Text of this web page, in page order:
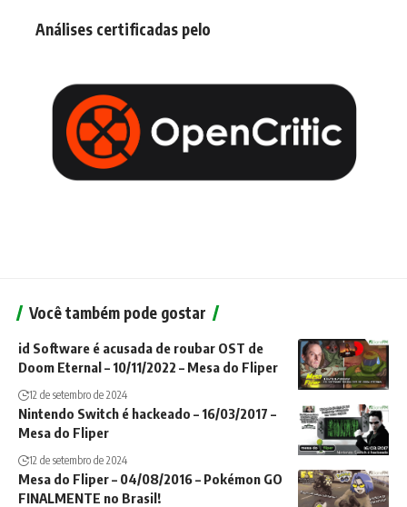
Análises certificadas pelo
Você também pode gostar
id Software é acusada de roubar OST de
Doom Eternal – 10/11/2022 – Mesa do Fliper
12 de setembro de 2024
Nintendo Switch é hackeado – 16/03/2017 –
Mesa do Fliper
12 de setembro de 2024
Mesa do Fliper – 04/08/2016 – Pokémon GO
FINALMENTE no Brasil!